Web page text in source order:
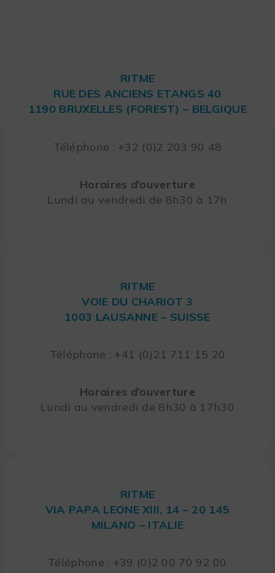
RITME
RUE DES ANCIENS ETANGS 40
1190 BRUXELLES (FOREST) – BELGIQUE
Téléphone : +32 (0)2 203 90 48
Horaires d’ouverture
Lundi au vendredi de 8h30 à 17h
RITME
VOIE DU CHARIOT 3
1003 LAUSANNE – SUISSE
Téléphone : +41 (0)21 711 15 20
Horaires d’ouverture
Lundi au vendredi de 8h30 à 17h30
RITME
VIA PAPA LEONE XIII, 14 – 20 145
MILANO – ITALIE
Téléphone : +39 (0)2 00 70 92 00